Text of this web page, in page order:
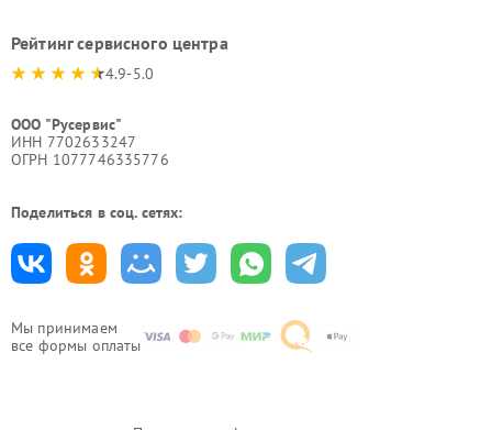
Мы принимаем
все формы оплаты
Рейтинг сервисного центра
4.9-5.0
ООО "Русервис"
ИНН 7702633247
ОГРН 1077746335776
Поделиться в соц. сетях: